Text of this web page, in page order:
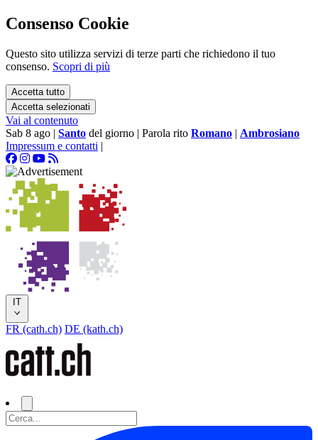
Consenso Cookie
Questo sito utilizza servizi di terze parti che richiedono il tuo
consenso. Scopri di più
Accetta tutto
Accetta selezionati
Vai al contenuto
Sab 8 ago | Santo del giorno | Parola rito Romano | Ambrosiano
Impressum e contatti |
IT
FR (cath.ch) DE (kath.ch)